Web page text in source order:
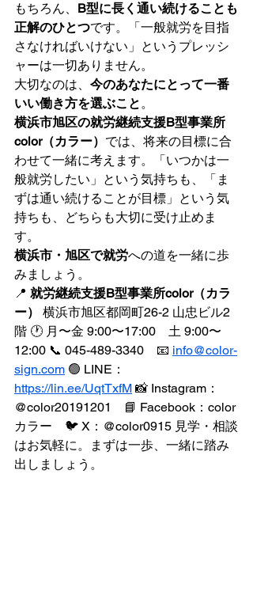
もちろん、 B型に長く通い続けることも
正解のひとつです。「一般就労を目指
さなければいけない」というプレッシ
ャーは一切ありません。
大切なのは、 今のあなたにとって一番
いい働き方を選ぶこと。
横浜市旭区の就労継続支援B型事業所
color（カラー） では、将来の目標に合
わせて一緒に考えます。「いつかは一
般就労したい」という気持ちも、「ま
ずは通い続けることが目標」という気
持ちも、どちらも大切に受け止めま
す。
横浜市・旭区で就労への道を一緒に歩
みましょう。
📍 就労継続支援B型事業所color（カラ
ー）
横浜市旭区都岡町26-2 山忠ビル2
階 🕐 月〜金 9:00〜17:00　土 9:00〜
12:00 📞 045-489-3340　📧 info@color-
sign.com 🟢 LINE：
https://lin.ee/UqtTxfM 📸 Instagram：
@color20191201　📘 Facebook：color
カラー　🐦 X：@color0915 見学・相談
はお気軽に。まずは一歩、一緒に踏み
出しましょう。